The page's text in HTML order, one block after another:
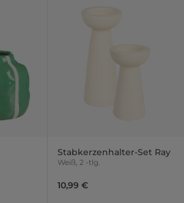
Stabkerzenhalter-Set Ray
Weiß, 2 -tlg.
10,99 €